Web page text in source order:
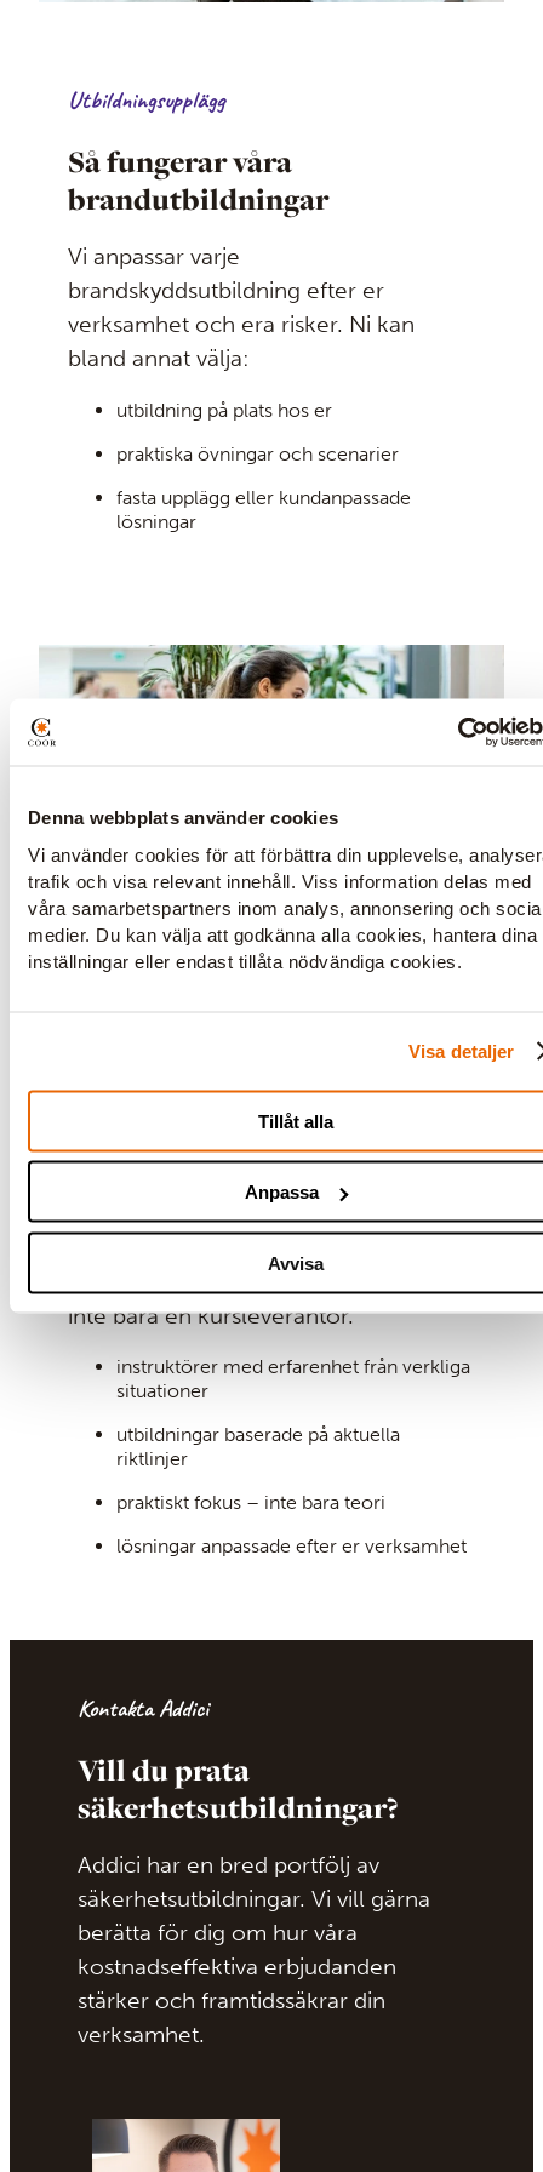
Denna webbplats använder cookies
Vi använder cookies för att förbättra din upplevelse,
trafik och visa relevant innehåll. Viss information delas med
våra samarbetspartners inom analys, annonsering och
medier. Du kan välja att godkänna alla cookies, hantera dina
inställningar eller endast tillåta nödvändiga cookies.
Visa detaljer
Tillåt alla
Anpassa
Avvisa
din förmåga att agera i en verklig situation.
vikten av serviceavtal och löpande underhåll
upptäcka, förebygga och hantera brand
arbeta strukturerat med brandlarm och
säkerställa att anläggningen fungerar som
den ska i en skarp situation.
Utbildningsupplägg
Så fungerar våra
brandutbildningar
Vi anpassar varje
brandskyddsutbildning efter er
verksamhet och era risker. Ni kan
bland annat välja:
utbildning på plats hos er
praktiska övningar och scenarier
fasta upplägg eller kundanpassade
lösningar
Varför utbildning från Addici?
Därför väljer företag våra
brandskyddsutbildningar
inte bara en kursleverantör.
instruktörer med erfarenhet från verkliga
situationer
utbildningar baserade på aktuella
riktlinjer
praktiskt fokus – inte bara teori
lösningar anpassade efter er verksamhet
Kontakta Addici
Vill du prata
säkerhetsutbildningar?
Addici har en bred portfölj av
säkerhetsutbildningar. Vi vill gärna
berätta för dig om hur våra
kostnadseffektiva erbjudanden
stärker och framtidssäkrar din
verksamhet.